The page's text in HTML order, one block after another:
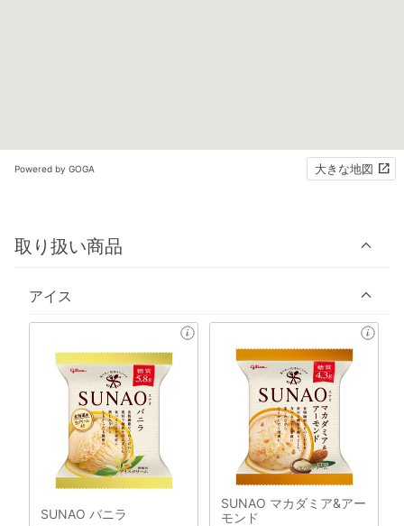
Powered by GOGA 大きな地図
取り扱い商品
アイス
SUNAO バニラ
SUNAO マカダミア&アー
モンド